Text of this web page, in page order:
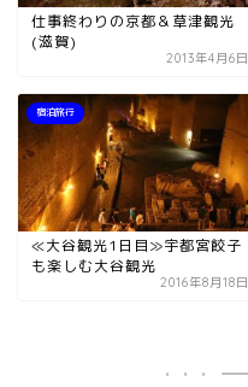
仕事終わりの京都＆草津観光
(滋賀)
2013年4月6日
宿泊旅行
≪大谷観光1日目≫宇都宮餃子
も楽しむ大谷観光
2016年8月18日